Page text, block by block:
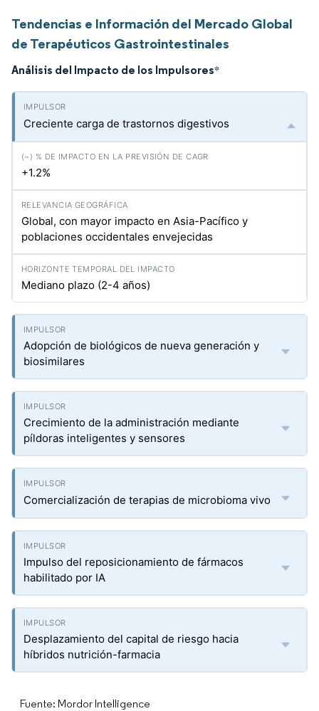
Tendencias e Información del Mercado Global
de Terapéuticos Gastrointestinales
Análisis del Impacto de los Impulsores*
Creciente carga de trastornos digestivos
+1.2%
Global, con mayor impacto en Asia-Pacífico y
poblaciones occidentales envejecidas
Mediano plazo (2-4 años)
Adopción de biológicos de nueva generación y
biosimilares
Crecimiento de la administración mediante
píldoras inteligentes y sensores
Comercialización de terapias de microbioma vivo
Impulso del reposicionamiento de fármacos
habilitado por IA
Desplazamiento del capital de riesgo hacia
híbridos nutrición-farmacia
Fuente: Mordor Intelligence